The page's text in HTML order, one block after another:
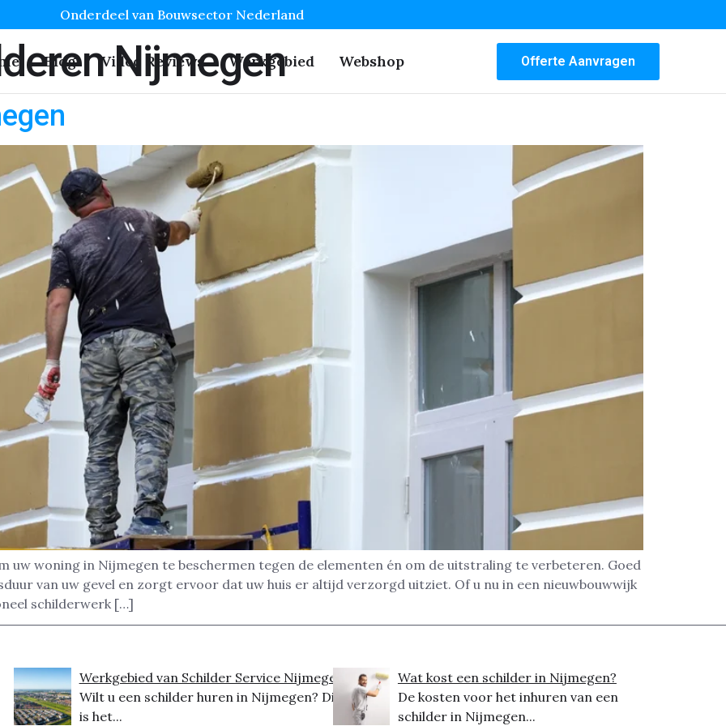
Onderdeel van Bouwsector Nederland
Blog Video Reviews Werkgebied Webshop Offerte Aanvragen
Nijmegen
uw woning in Nijmegen te beschermen tegen de elementen én om de uitstraling te verbeteren. Goed
van uw gevel en zorgt ervoor dat uw huis er altijd verzorgd uitziet. Of u nu in een nieuwbouwwijk
schilderwerk […]
Werkgebied van Schilder Service Nijmegen
Wilt u een schilder huren in Nijmegen? Dit
is het...
Wat kost een schilder in Nijmegen?
De kosten voor het inhuren van een
schilder in Nijmegen...